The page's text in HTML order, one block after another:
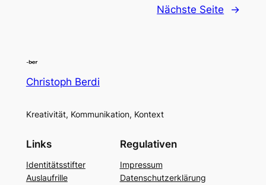
Nächste Seite →
Christoph Berdi
Kreativität, Kommunikation, Kontext
Links
Identitätsstifter
Auslaufrille
Regulativen
Impressum
Datenschutzerklärung